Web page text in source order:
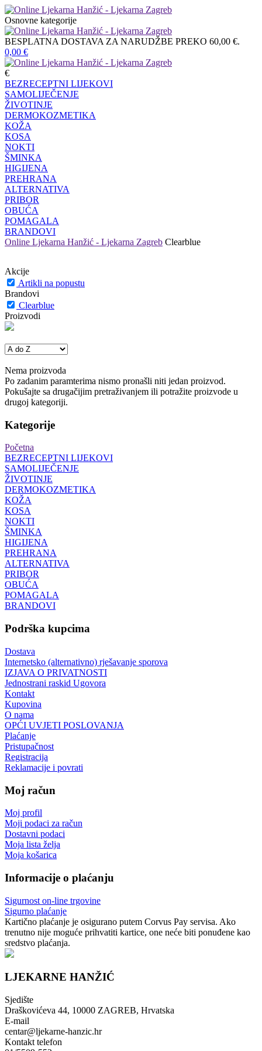
Osnovne kategorije
BESPLATNA DOSTAVA ZA NARUDŽBE PREKO 60,00 €.
0,00 €
€
BEZRECEPTNI LIJEKOVI
SAMOLIJEČENJE
ŽIVOTINJE
DERMOKOZMETIKA
KOŽA
KOSA
NOKTI
ŠMINKA
HIGIJENA
PREHRANA
ALTERNATIVA
PRIBOR
OBUĆA
POMAGALA
BRANDOVI
Online Ljekarna Hanžić - Ljekarna Zagreb Clearblue
Akcije
Artikli na popustu
Brandovi
Clearblue
Proizvodi
Nema proizvoda
Po zadanim paramterima nismo pronašli niti jedan proizvod.
Pokušajte sa drugačijim pretraživanjem ili potražite proizvode u
drugoj kategoriji.
Kategorije
Početna
BEZRECEPTNI LIJEKOVI
SAMOLIJEČENJE
ŽIVOTINJE
DERMOKOZMETIKA
KOŽA
KOSA
NOKTI
ŠMINKA
HIGIJENA
PREHRANA
ALTERNATIVA
PRIBOR
OBUĆA
POMAGALA
BRANDOVI
Podrška kupcima
Dostava
Internetsko (alternativno) rješavanje sporova
IZJAVA O PRIVATNOSTI
Jednostrani raskid Ugovora
Kontakt
Kupovina
O nama
OPĆI UVJETI POSLOVANJA
Plaćanje
Pristupačnost
Registracija
Reklamacije i povrati
Moj račun
Moj profil
Moji podaci za račun
Dostavni podaci
Moja lista želja
Moja košarica
Informacije o plaćanju
Sigurnost on-line trgovine
Sigurno plaćanje
Kartično plaćanje je osigurano putem Corvus Pay servisa. Ako
trenutno nije moguće prihvatiti kartice, one neće biti ponuđene kao
sredstvo plaćanja.
LJEKARNE HANŽIĆ
Sjedište
Draškovićeva 44, 10000 ZAGREB, Hrvatska
E-mail
centar@ljekarne-hanzic.hr
Kontakt telefon